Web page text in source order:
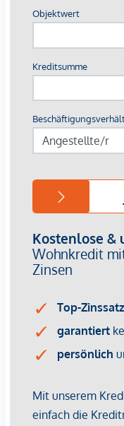
Fernwärme/
Klimaanlage im
Hochwertiger
Pflanztröge auf
3% Kundenprovision
Bei diesem Angebot
Vorsorgewohnung,
Der
20% USt. Diese
Betriebskosten : Die